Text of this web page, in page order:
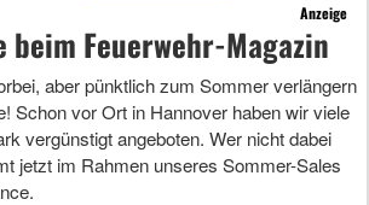
Anzeige
beim Feuerwehr-Magazin
aber pünktlich zum Sommer verlängern
Schon vor Ort in Hannover haben wir viele
vergünstigt angeboten. Wer nicht dabei
jetzt im Rahmen unseres Sommer-Sales